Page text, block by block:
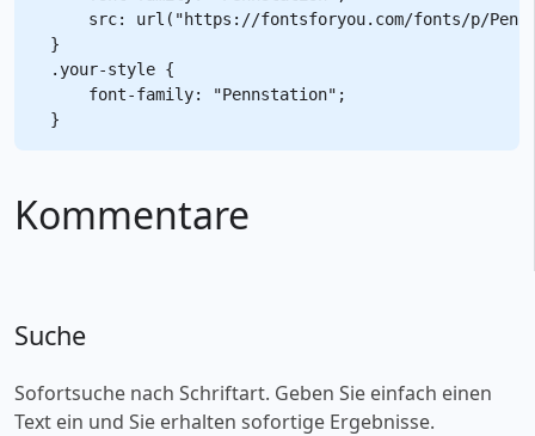
src: url("https://fontsforyou.com/fonts/p/
}
.your-style {
    font-family: "Pennstation";
Kommentare
Suche
Sofortsuche nach Schriftart. Geben Sie einfach einen
Text ein und Sie erhalten sofortige Ergebnisse.